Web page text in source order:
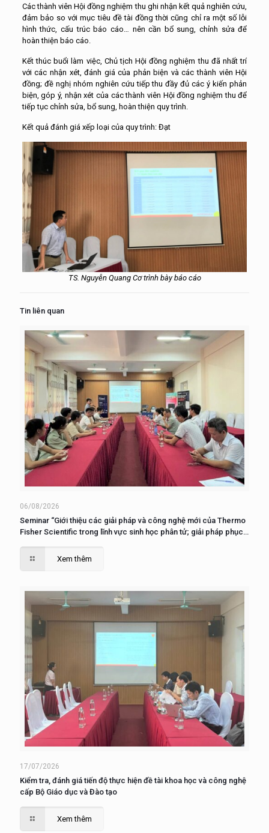
Các thành viên Hội đồng nghiệm thu ghi nhận kết quả nghiên cứu,
đảm bảo so với mục tiêu đề tài đồng thời cũng chỉ ra một số lỗi
hình thức, cấu trúc báo cáo… nên cần bổ sung, chỉnh sửa để
hoàn thiện báo cáo.
Kết thúc buổi làm việc, Chủ tịch Hội đồng nghiệm thu đã nhất trí
với các nhận xét, đánh giá của phản biện và các thành viên Hội
đồng; đề nghị nhóm nghiên cứu tiếp thu đầy đủ các ý kiến phản
biện, góp ý, nhận xét của các thành viên Hội đồng nghiệm thu để
tiếp tục chỉnh sửa, bổ sung, hoàn thiện quy trình.
Kết quả đánh giá xếp loại của quy trình: Đạt
TS. Nguyễn Quang Cơ trình bày báo cáo
Tin liên quan
06/08/2026
Seminar “Giới thiệu các giải pháp và công nghệ mới của Thermo
Fisher Scientific trong lĩnh vực sinh học phân tử; giải pháp phục
Xem thêm
17/07/2026
Kiểm tra, đánh giá tiến độ thực hiện đề tài khoa học và công nghệ
cấp Bộ Giáo dục và Đào tạo
Xem thêm